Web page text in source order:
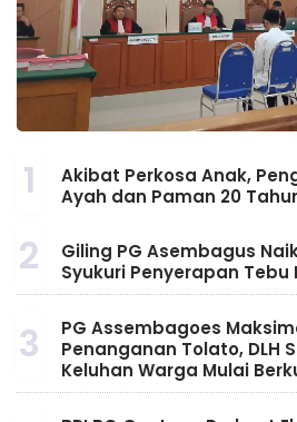
1
Akibat Perkosa Anak,
Ayah dan Paman 20
2
Giling PG Asembagus
Syukuri Penyerapan Tebu
3
PG Assembagoes
Penanganan Tolato, DLH
Keluhan Warga Mulai